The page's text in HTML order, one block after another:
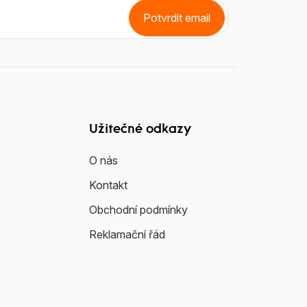
Potvrdit email
Užitečné odkazy
O nás
Kontakt
Obchodní podmínky
Reklamační řád